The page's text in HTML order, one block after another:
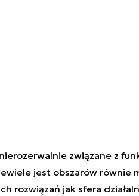
związane z
jest obszarów równie
rozwiązań jak sfera